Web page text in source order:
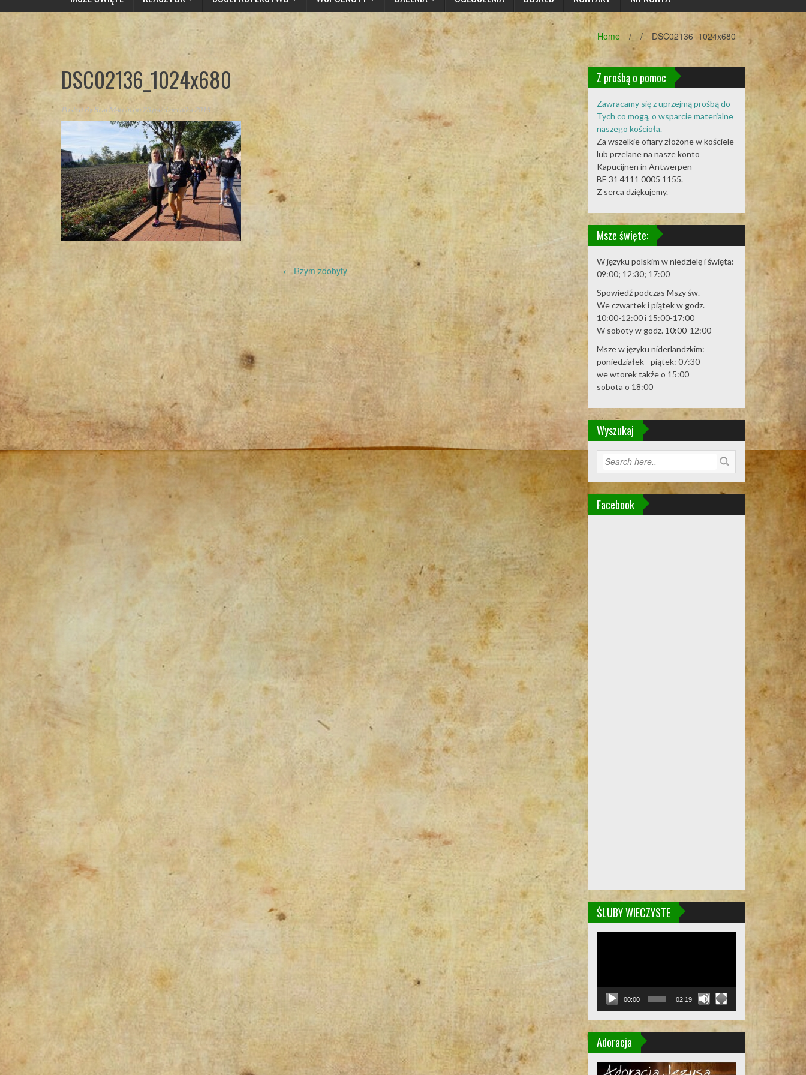
Home / / DSC02136_1024x680
DSC02136_1024x680
Posted ByBrat Marcin on 23 października 2015
Post
navigation
← Rzym zdobyty
Z prośbą o pomoc
Zawracamy się z uprzejmą prośbą do
Tych co mogą, o wsparcie materialne
naszego kościoła.
Za wszelkie ofiary złożone w kościele
lub przelane na nasze konto
Kapucijnen in Antwerpen
BE 31 4111 0005 1155.
Z serca dziękujemy.
Msze święte:
W języku polskim w niedzielę i święta:
09:00; 12:30; 17:00
Spowiedź podczas Mszy św.
We czwartek i piątek w godz.
10:00-12:00 i 15:00-17:00
W soboty w godz. 10:00-12:00
Msze w języku niderlandzkim:
poniedziałek - piątek: 07:30
we wtorek także o 15:00
sobota o 18:00
Wyszukaj
Facebook
ŚLUBY WIECZYSTE
00:00 02:19
Adoracja